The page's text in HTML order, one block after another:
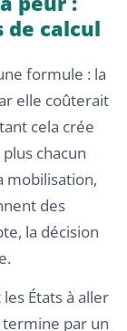
de calcul
formule : la
elle coûterait
cela crée
chacun
mobilisation,
des
la décision
États à aller
termine par un